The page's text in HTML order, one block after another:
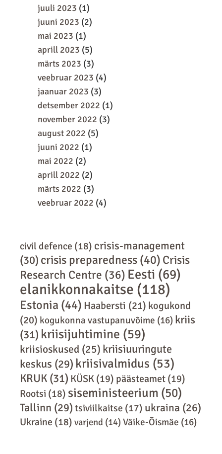
juuli 2023 (1)
juuni 2023 (2)
mai 2023 (1)
aprill 2023 (5)
märts 2023 (3)
veebruar 2023 (4)
jaanuar 2023 (3)
detsember 2022 (1)
november 2022 (3)
august 2022 (5)
juuni 2022 (1)
mai 2022 (2)
aprill 2022 (2)
märts 2022 (3)
veebruar 2022 (4)
civil defence (18) crisis-management
(30) crisis preparedness (40) Crisis
Research Centre (36) Eesti (69)
elanikkonnakaitse (118)
Estonia (44) Haabersti (21) kogukond
(20) kogukonna vastupanuvõime (16) kriis
(31) kriisijuhtimine (59)
kriisioskused (25) kriisiuuringute
keskus (29) kriisivalmidus (53)
KRUK (31) KÜSK (19) päästeamet (19)
Rootsi (18) siseministeerium (50)
Tallinn (29) tsiviilkaitse (17) ukraina (26)
Ukraine (18) varjend (14) Väike-Õismäe (16)